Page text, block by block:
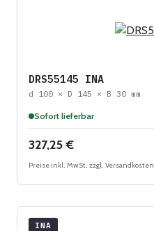
DRS55145 INA
d 100 × D 145 × B 30 mm
Sofort lieferbar
Regulärer Preis:
327,25 €
Preise inkl. MwSt. zzgl. Versandkosten
INA